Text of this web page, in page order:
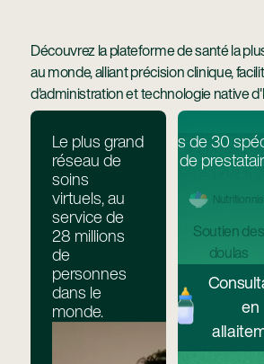
Découvrez la plateforme de santé la
au monde, alliant précision clinique,
d'administration et technologie native
Le plus grand
réseau de
soins
virtuels, au
service de
28 millions
de
personnes
dans le
monde.
Plus de 30
de
Soutien des
doulas
en